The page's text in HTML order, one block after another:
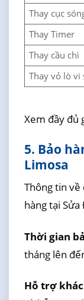
Thay cục
Thay Timer
Thay cầu chì
Thay vỏ lò vi
Xem đầy đủ
5. Bảo
Limosa
Thông tin về
hàng tại
Thời gian
tháng lên
Hỗ trợ